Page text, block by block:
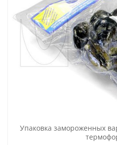
Упаковка замороженных